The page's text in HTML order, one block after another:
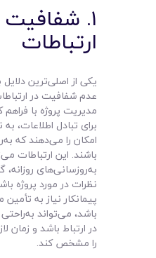
۱.
ارتباطات
یکی از اصلی‌ترین دلایل
عدم شفافیت در
مدیریت پروژه با
برای تبادل اطلاعات، به
امکان را می‌دهند که
باشند. این ارتباطات
به‌روزسانی‌های
نظرات در مورد پروژه
پیمانکار نیاز به
باشد، می‌تواند به‌راحتی
در ارتباط باشد و زمان
را مشخص کند.